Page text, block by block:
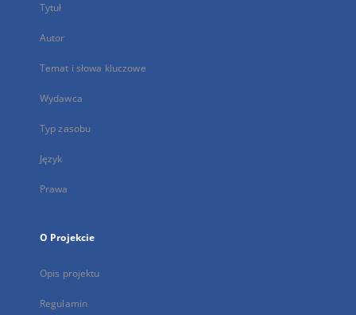
Tytuł
Autor
Temat i słowa kluczowe
Wydawca
Typ zasobu
Język
Prawa
O Projekcie
Opis projektu
Regulamin